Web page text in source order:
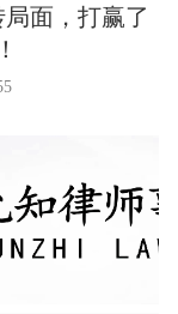
面，打赢了